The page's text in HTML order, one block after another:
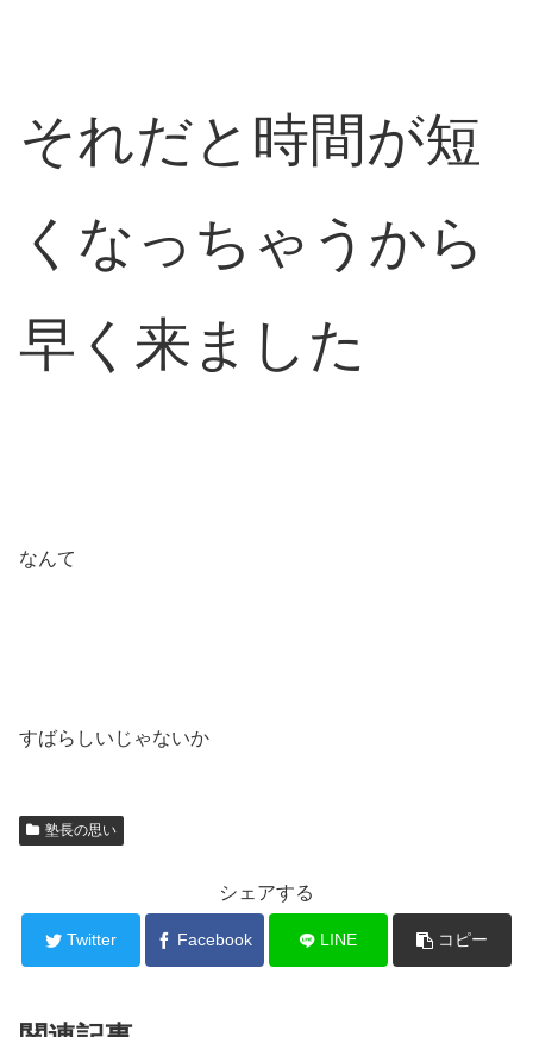
それだと時間が短
くなっちゃうから
早く来ました
なんて
すばらしいじゃないか
塾長の思い
シェアする
Twitter Facebook LINE コピー